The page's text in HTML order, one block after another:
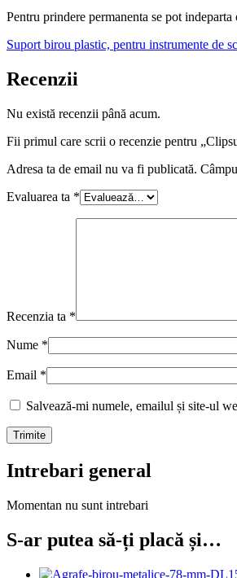
Pentru prindere permanenta se pot
Suport birou plastic, pentru instrumente de
Recenzii
Nu există recenzii până acum.
Fii primul care scrii o recenzie pentru
Adresa ta de email nu va fi publicată.
Evaluarea ta *
Recenzia ta *
Nume *
Email *
Salvează-mi numele, emailul și site-ul
Intrebari general
Momentan nu sunt intrebari
S-ar putea să-ți placă și…